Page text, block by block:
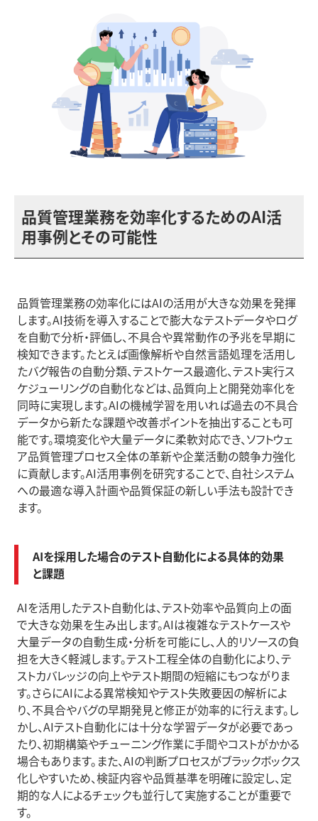
品質管理業務を効率化するためのAI活
用事例とその可能性
品質管理業務の効率化にはAIの活用が大きな効果を発揮
します。AI技術を導入することで膨大なテストデータやログ
を自動で分析・評価し、不具合や異常動作の予兆を早期に
検知できます。たとえば画像解析や自然言語処理を活用し
たバグ報告の自動分類、テストケース最適化、テスト実行ス
ケジューリングの自動化などは、品質向上と開発効率化を
同時に実現します。AIの機械学習を用いれば過去の不具合
データから新たな課題や改善ポイントを抽出することも可
能です。環境変化や大量データに柔軟対応でき、ソフトウェ
ア品質管理プロセス全体の革新や企業活動の競争力強化
に貢献します。AI活用事例を研究することで、自社システム
への最適な導入計画や品質保証の新しい手法も設計でき
ます。
AIを採用した場合のテスト自動化による具体的効果
と課題
AIを活用したテスト自動化は、テスト効率や品質向上の面
で大きな効果を生み出します。AIは複雑なテストケースや
大量データの自動生成・分析を可能にし、人的リソースの負
担を大きく軽減します。テスト工程全体の自動化により、テ
ストカバレッジの向上やテスト期間の短縮にもつながりま
す。さらにAIによる異常検知やテスト失敗要因の解析によ
り、不具合やバグの早期発見と修正が効率的に行えます。し
かし、AIテスト自動化には十分な学習データが必要であっ
たり、初期構築やチューニング作業に手間やコストがかかる
場合もあります。また、AIの判断プロセスがブラックボックス
化しやすいため、検証内容や品質基準を明確に設定し、定
期的な人によるチェックも並行して実施することが重要で
す。